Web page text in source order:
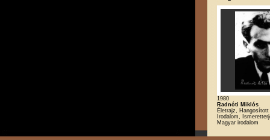
1980
Radnóti Miklós
Életrajz,
Irodalom,
Magyar irodalom